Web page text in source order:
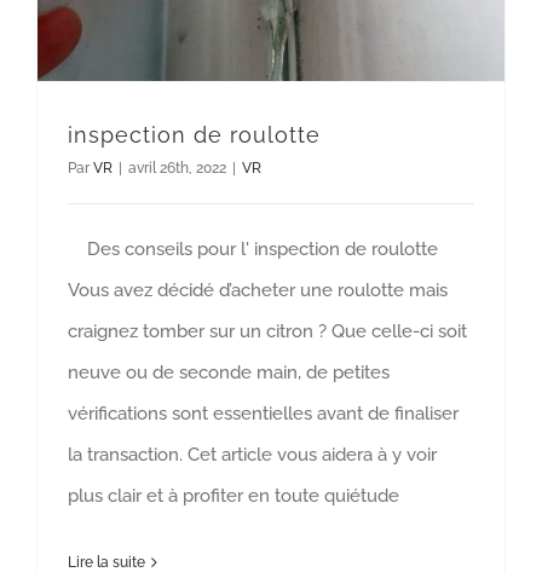
inspection de roulotte
Par VR | avril 26th, 2022 | VR
Des conseils pour l' inspection de roulotte
Vous avez décidé d’acheter une roulotte mais
craignez tomber sur un citron ? Que celle-ci soit
neuve ou de seconde main, de petites
vérifications sont essentielles avant de finaliser
la transaction. Cet article vous aidera à y voir
plus clair et à profiter en toute quiétude
Lire la suite